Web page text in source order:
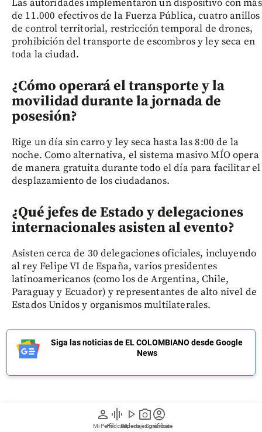
person
Mi Perfil
graphic_eq
Pódcast
play_arrow
Videos
photo_camera
Reportajes gráficos
account_circle
Suscríbete
Las autoridades implementaron un dispositivo con más
de 11.000 efectivos de la Fuerza Pública, cuatro anillos
de control territorial, restricción temporal de drones,
prohibición del transporte de escombros y ley seca en
toda la ciudad.
¿Cómo operará el transporte y la
movilidad durante la jornada de
posesión?
Rige un día sin carro y ley seca hasta las 8:00 de la
noche. Como alternativa, el sistema masivo MÍO opera
de manera gratuita durante todo el día para facilitar el
desplazamiento de los ciudadanos.
¿Qué jefes de Estado y delegaciones
internacionales asisten al evento?
Asisten cerca de 30 delegaciones oficiales, incluyendo
al rey Felipe VI de España, varios presidentes
latinoamericanos (como los de Argentina, Chile,
Paraguay y Ecuador) y representantes de alto nivel de
Estados Unidos y organismos multilaterales.
Siga las noticias de EL COLOMBIANO desde Google
News
Regístrate a nuestro newsletter